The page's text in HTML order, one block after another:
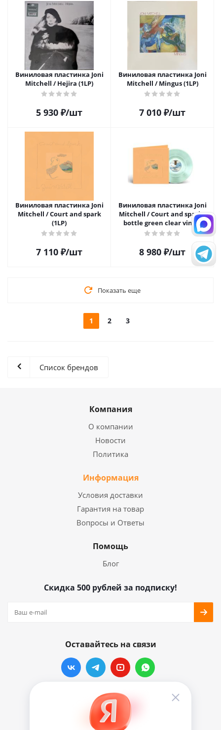
Виниловая пластинка Joni
Mitchell / Hejira (1LP)
5 930 ₽/шт
Виниловая пластинка Joni
Mitchell / Mingus (1LP)
7 010 ₽/шт
Виниловая пластинка Joni
Mitchell / Court and spark
(1LP)
7 110 ₽/шт
Виниловая пластинка Joni
Mitchell / Court and spark -
bottle green clear vinyl -
indies only (1LP)
8 980 ₽/шт
Показать еще
1 2 3
Список брендов
Компания
О компании
Новости
Политика
Информация
Условия доставки
Гарантия на товар
Вопросы и Ответы
Помощь
Блог
Скидка 500 рублей за подписку!
Оставайтесь на связи
Наши контакты
info@vinylmarkt.ru